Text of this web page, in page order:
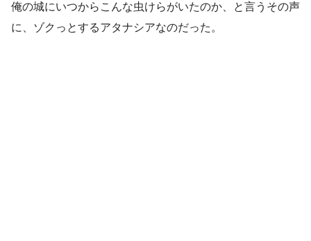
俺の城にいつからこんな虫けらがいたのか、と言うその声
に、ゾクっとするアタナシアなのだった。